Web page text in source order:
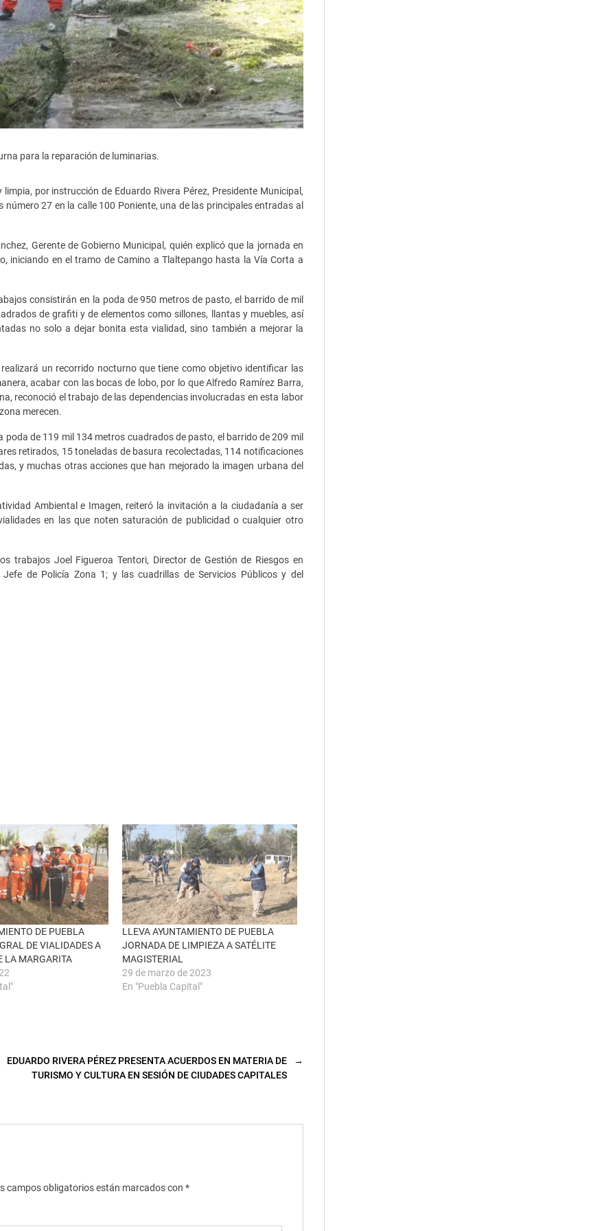
para la reparación de luminarias.
por instrucción de Eduardo Rivera Pérez, Presidente Municipal,
27 en la calle 100 Poniente, una de las principales entradas al
Gerente de Gobierno Municipal, quién explicó que la jornada en
iniciando en el tramo de Camino a Tlaltepango hasta la Vía Corta a
consistirán en la poda de 950 metros de pasto, el barrido de mil
de grafiti y de elementos como sillones, llantas y muebles, así
no solo a dejar bonita esta vialidad, sino también a mejorar la
un recorrido nocturno que tiene como objetivo identificar las
acabar con las bocas de lobo, por lo que Alfredo Ramírez Barra,
reconoció el trabajo de las dependencias involucradas en esta labor
merecen.
de 119 mil 134 metros cuadrados de pasto, el barrido de 209 mil
retirados, 15 toneladas de basura recolectadas, 114 notificaciones
y muchas otras acciones que han mejorado la imagen urbana del
Ambiental e Imagen, reiteró la invitación a la ciudadanía a ser
en las que noten saturación de publicidad o cualquier otro
trabajos Joel Figueroa Tentori, Director de Gestión de Riesgos en
de Policía Zona 1; y las cuadrillas de Servicios Públicos y del
DE PUEBLA
DE VIALIDADES A
LA MARGARITA
LLEVA AYUNTAMIENTO DE PUEBLA
JORNADA DE LIMPIEZA A SATÉLITE
MAGISTERIAL
29 de marzo de 2023
En "Puebla Capital"
→
EDUARDO RIVERA PÉREZ PRESENTA ACUERDOS EN MATERIA DE
TURISMO Y CULTURA EN SESIÓN DE CIUDADES CAPITALES
campos obligatorios están marcados con *